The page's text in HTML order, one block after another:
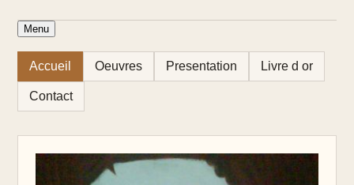
Menu
Accueil Oeuvres Presentation Livre d or
Contact